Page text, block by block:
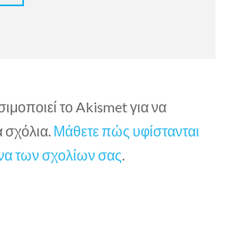
το Akismet για να
σχόλια. Μάθετε πώς υφίστανται
των σχολίων σας.